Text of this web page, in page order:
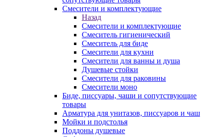
Смесители и комплектующие
Назад
Смесители и комплектующие
Смеситель гигиенический
Смеситель для биде
Смесители для кухни
Смесители для ванны и душа
Душевые стойки
Смесители для раковины
Смесители моно
Биде, писсуары, чаши и сопутствующие
товары
Арматура для унитазов, писсуаров и чаш
Мойки и подстолья
Поддоны душевые